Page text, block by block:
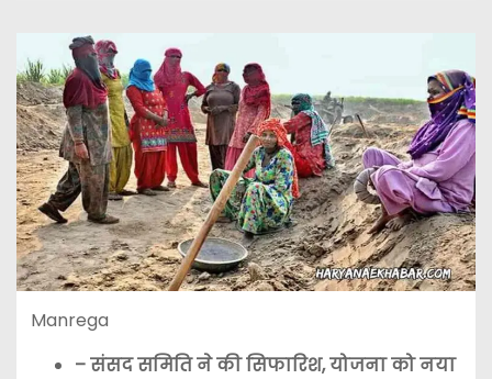
Manrega
– संसद समिति ने की सिफारिश, योजना को नया